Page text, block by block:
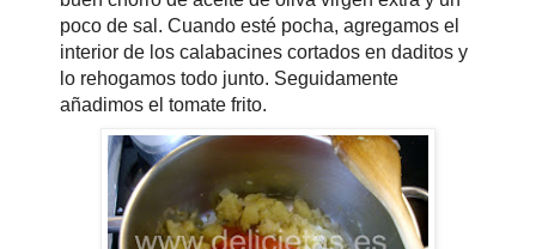
poco de sal. Cuando esté pocha, agregamos el
interior de los calabacines cortados en daditos y
lo rehogamos todo junto. Seguidamente
añadimos el tomate frito.